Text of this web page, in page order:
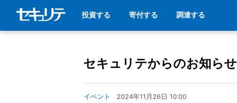
投資する 寄付する 調達する
セキュリテからのお知らせ
イベント 2024年11月26日 10:00